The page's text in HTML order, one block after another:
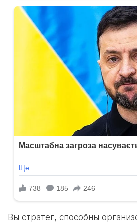
Вы стратег, способны